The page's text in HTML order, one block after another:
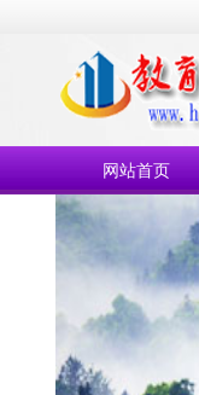
网站首页